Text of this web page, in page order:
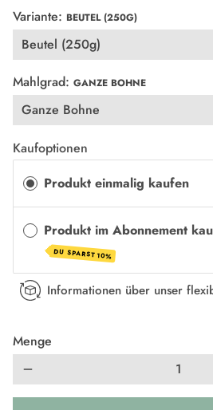
Variante: BEUTEL (250G)
Mahlgrad: GANZE BOHNE
Kaufoptionen
Produkt einmalig kaufen
Produkt im Abonnement
DU SPARST 10%
Informationen über unser
Menge
remove